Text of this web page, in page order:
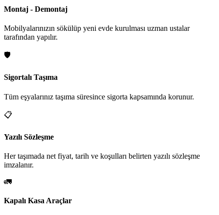
Montaj - Demontaj
Mobilyalarınızın sökülüp yeni evde kurulması uzman ustalar
tarafından yapılır.
🛡️
Sigortalı Taşıma
Tüm eşyalarınız taşıma süresince sigorta kapsamında korunur.
📋
Yazılı Sözleşme
Her taşımada net fiyat, tarih ve koşulları belirten yazılı sözleşme
imzalanır.
🚛
Kapalı Kasa Araçlar